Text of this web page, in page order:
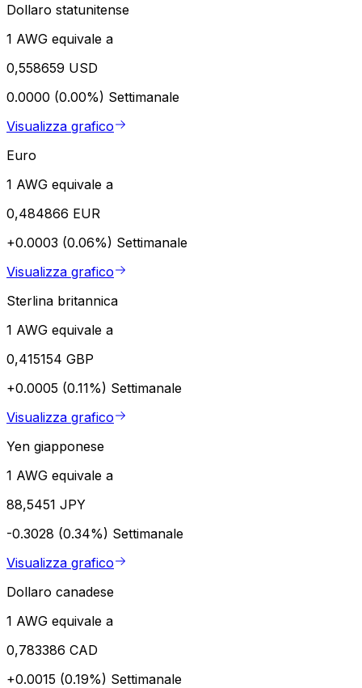
Dollaro statunitense
1 AWG equivale a
0,558659 USD
0.0000 (0.00%) Settimanale
Visualizza grafico
Euro
1 AWG equivale a
0,484866 EUR
+0.0003 (0.06%) Settimanale
Visualizza grafico
Sterlina britannica
1 AWG equivale a
0,415154 GBP
+0.0005 (0.11%) Settimanale
Visualizza grafico
Yen giapponese
1 AWG equivale a
88,5451 JPY
-0.3028 (0.34%) Settimanale
Visualizza grafico
Dollaro canadese
1 AWG equivale a
0,783386 CAD
+0.0015 (0.19%) Settimanale